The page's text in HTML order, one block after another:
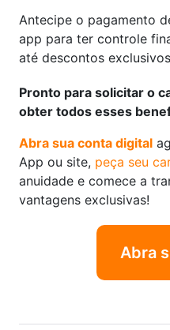
Antecipe o pagamento
app para ter controle
até descontos
Pronto para solicitar o
obter todos esses
Abra sua conta digital
App ou site, peça seu
anuidade e comece a
vantagens exclusivas!
Abra